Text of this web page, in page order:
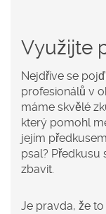
Využijte
Nejdříve se
profesionálů v
máme skvělé
který pomohl
jejím
psal? Předkusu
zbavit.
Je pravda, že